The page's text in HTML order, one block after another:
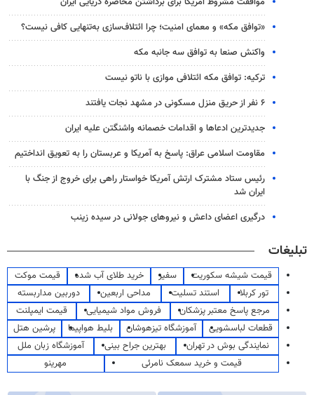
«توافق مکه» و معمای امنیت؛ چرا ائتلاف‌سازی به‌تنهایی کافی نیست؟
واکنش صنعا به توافق سه جانبه مکه
ترکیه: توافق مکه ائتلافی موازی با ناتو نیست
۶ نفر از حریق منزل مسکونی در مشهد نجات یافتند
جدیدترین ادعاها و اقدامات خصمانه واشنگتن علیه ایران
مقاومت اسلامی عراق: پاسخ به آمریکا و عربستان را به تعویق انداختیم
رئیس ستاد مشترک ارتش آمریکا خواستار راهی برای خروج از جنگ با
ایران شد
درگیری اعضای داعش و نیروهای جولانی در سیده زینب
تبلیغات
قیمت شیشه سکوریت سفیر خرید طلای آب شده
قیمت موکت
تور کربلا
استند تسلیت مداحی اربعین
دوربین مداربسته
مرجع پاسخ معتبر پزشکان
فروش مواد شیمیایی
قیمت ایمپلنت
قطعات لباسشویی
آموزشگاه تیزهوشان بلیط هواپیما
پرشین هتل
نمایندگی بوش در تهران
بهترین جراح بینی
آموزشگاه زبان ملل
قیمت و خرید سمعک نامرئی
مهرینو